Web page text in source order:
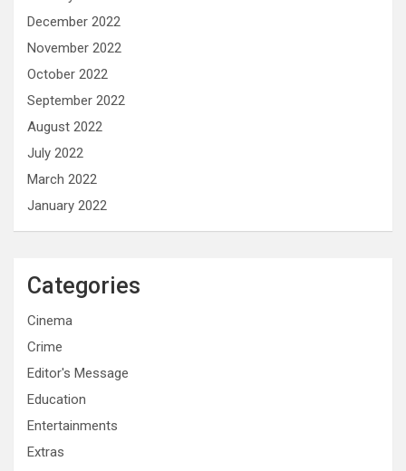
December 2022
November 2022
October 2022
September 2022
August 2022
July 2022
March 2022
January 2022
Categories
Cinema
Crime
Editor's Message
Education
Entertainments
Extras